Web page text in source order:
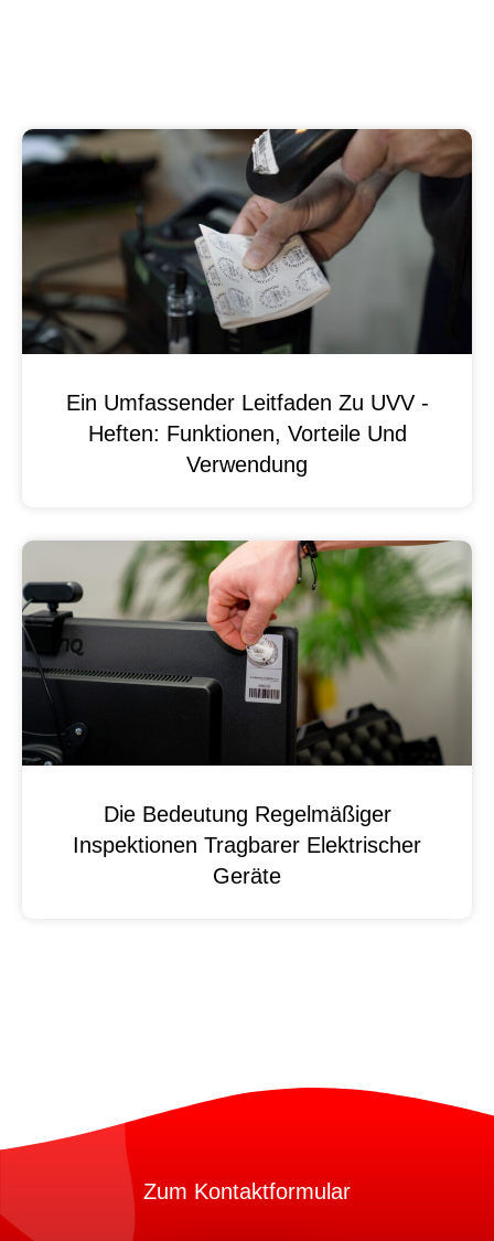
Ein Umfassender Leitfaden Zu UVV -
Heften: Funktionen, Vorteile Und
Verwendung
Die Bedeutung Regelmäßiger
Inspektionen Tragbarer Elektrischer
Geräte
Zum Kontaktformular